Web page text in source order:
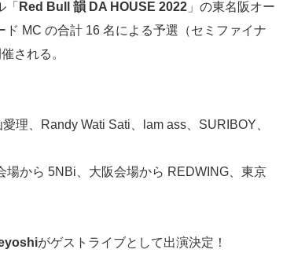
Red Bull 韻 DA HOUSE 2022 」の東名阪オー
MC の合計 16 名による予選（セミファイナ
される。
理、Randy Wati Sati、lam ass、SURIBOY、
から 5NBi、大阪会場から REDWING、東京
がゲストライブとして出演決定！